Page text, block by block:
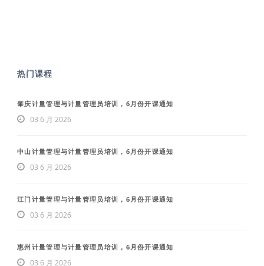
热门课程
肇庆计量管理与计量管理员培训，6月份开课通知
03 6 月 2026
中山计量管理与计量管理员培训，6月份开课通知
03 6 月 2026
江门计量管理与计量管理员培训，6月份开课通知
03 6 月 2026
惠州计量管理与计量管理员培训，6月份开课通知
03 6 月 2026